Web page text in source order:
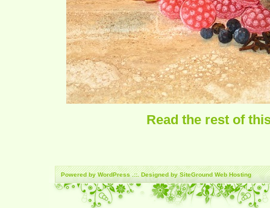
Read the rest of
Powered byWordPress.::. Designed by SiteGroundWeb Hosting